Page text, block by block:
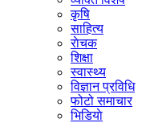
कृषि
साहित्य
राेचक
शिक्षा
स्वास्थ्य
विज्ञान प्रविधि
फोटो समाचार
भिडियाे